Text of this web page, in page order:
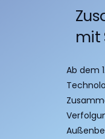
mit
Ab dem